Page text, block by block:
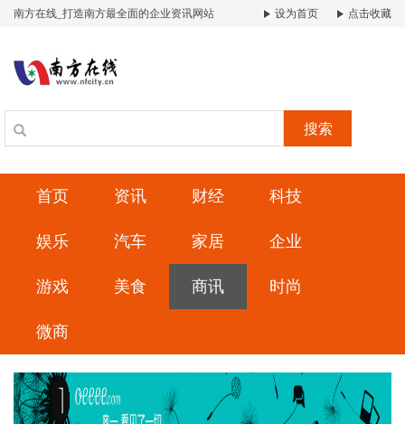
南方在线_打造南方最全面的企业资讯网站 设为首页 点击收藏
搜索
首页 资讯 财经 科技
娱乐 汽车 家居 企业
游戏 美食 商讯 时尚
微商